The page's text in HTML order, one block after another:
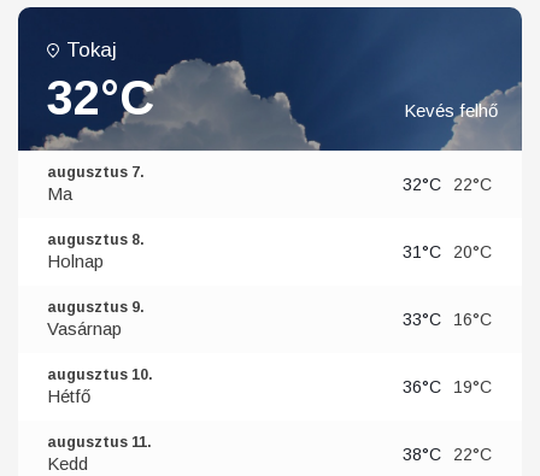
Tokaj
32°C Kevés felhő
augusztus 7.
Ma 32°C 22°C
augusztus 8.
Holnap 31°C 20°C
augusztus 9.
Vasárnap 33°C 16°C
augusztus 10.
Hétfő 36°C 19°C
augusztus 11.
Kedd 38°C 22°C